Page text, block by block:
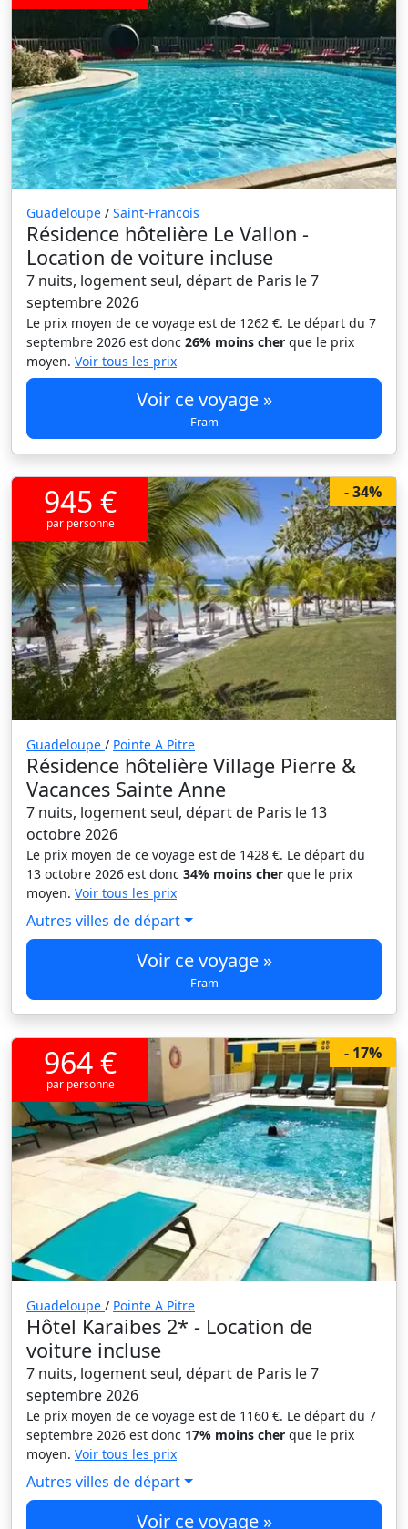
Guadeloupe / Saint-Francois
Résidence hôtelière Le Vallon -
Location de voiture incluse
7 nuits, logement seul, départ de Paris le 7
septembre 2026
Le prix moyen de ce voyage est de 1262 €. Le départ du 7
septembre 2026 est donc 26% moins cher que le prix
moyen. Voir tous les prix
Voir ce voyage »
Fram
- 34%
945 €
par personne
Guadeloupe / Pointe A Pitre
Résidence hôtelière Village Pierre &
Vacances Sainte Anne
7 nuits, logement seul, départ de Paris le 13
octobre 2026
Le prix moyen de ce voyage est de 1428 €. Le départ du
13 octobre 2026 est donc 34% moins cher que le prix
moyen. Voir tous les prix
Autres villes de départ
Voir ce voyage »
Fram
- 17%
964 €
par personne
Guadeloupe / Pointe A Pitre
Hôtel Karaibes 2* - Location de
voiture incluse
7 nuits, logement seul, départ de Paris le 7
septembre 2026
Le prix moyen de ce voyage est de 1160 €. Le départ du 7
septembre 2026 est donc 17% moins cher que le prix
moyen. Voir tous les prix
Autres villes de départ
Voir ce voyage »